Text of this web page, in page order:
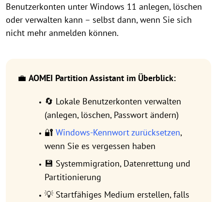
Benutzerkonten unter Windows 11 anlegen, löschen
oder verwalten kann – selbst dann, wenn Sie sich
nicht mehr anmelden können.
💼 AOMEI Partition Assistant im Überblick:
🔄 Lokale Benutzerkonten verwalten
(anlegen, löschen, Passwort ändern)
🔐 Windows-Kennwort zurücksetzen,
wenn Sie es vergessen haben
💾 Systemmigration, Datenrettung und
Partitionierung
💡 Startfähiges Medium erstellen, falls